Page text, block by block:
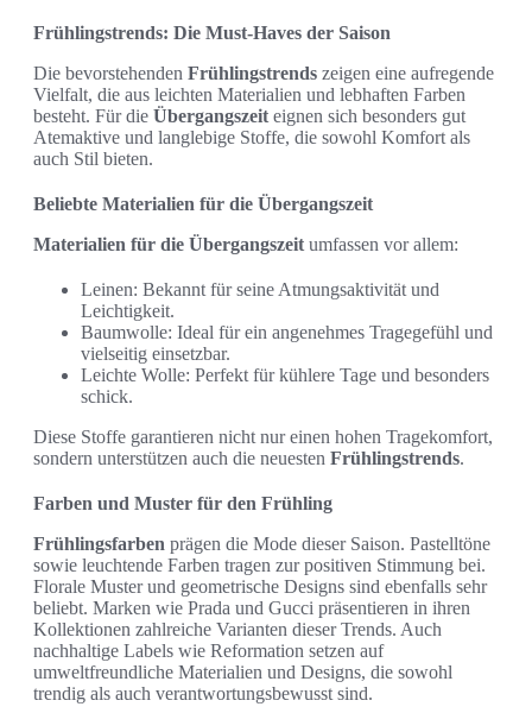
Frühlingstrends: Die Must-Haves der Saison
Die bevorstehenden Frühlingstrends zeigen eine aufregende
Vielfalt, die aus leichten Materialien und lebhaften Farben
besteht. Für die Übergangszeit eignen sich besonders gut
Atemaktive und langlebige Stoffe, die sowohl Komfort als
auch Stil bieten.
Beliebte Materialien für die Übergangszeit
Materialien für die Übergangszeit umfassen vor allem:
Leinen: Bekannt für seine Atmungsaktivität und
Leichtigkeit.
Baumwolle: Ideal für ein angenehmes Tragegefühl und
vielseitig einsetzbar.
Leichte Wolle: Perfekt für kühlere Tage und besonders
schick.
Diese Stoffe garantieren nicht nur einen hohen Tragekomfort,
sondern unterstützen auch die neuesten Frühlingstrends.
Farben und Muster für den Frühling
Frühlingsfarben prägen die Mode dieser Saison. Pastelltöne
sowie leuchtende Farben tragen zur positiven Stimmung bei.
Florale Muster und geometrische Designs sind ebenfalls sehr
beliebt. Marken wie Prada und Gucci präsentieren in ihren
Kollektionen zahlreiche Varianten dieser Trends. Auch
nachhaltige Labels wie Reformation setzen auf
umweltfreundliche Materialien und Designs, die sowohl
trendig als auch verantwortungsbewusst sind.